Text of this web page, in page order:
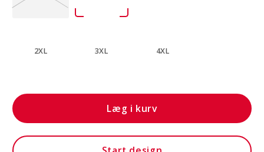
2XL 3XL 4XL
Læg i kurv